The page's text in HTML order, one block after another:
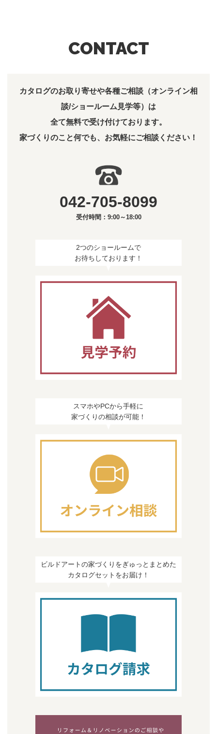
CONTACT
カタログのお取り寄せや各種ご相談（オンライン相
談/ショールーム見学等）は
全て無料で受け付けております。
家づくりのこと何でも、お気軽にご相談ください！
042-705-8099
受付時間：9:00～18:00
2つのショールームで
お待ちしております！
スマホやPCから手軽に
家づくりの相談が可能！
ビルドアートの家づくりをぎゅっとまとめた
カタログセットをお届け！